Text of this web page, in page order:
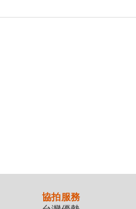
協拍服務